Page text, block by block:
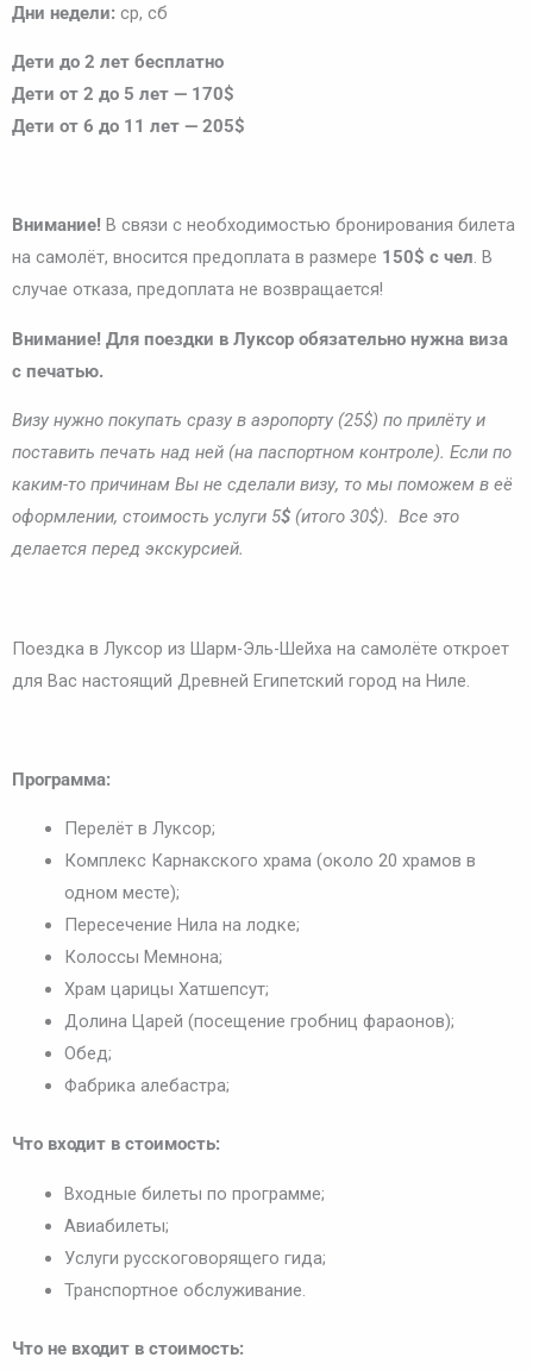
Дни недели: ср, сб
Дети до 2 лет бесплатно
Дети от 2 до 5 лет — 170$
Дети от 6 до 11 лет — 205$
Внимание! В связи с необходимостью бронирования билета
на самолёт, вносится предоплата в размере 150$ с чел. В
случае отказа, предоплата не возвращается!
Внимание! Для поездки в Луксор обязательно нужна виза
с печатью.
Визу нужно покупать сразу в аэропорту (25$) по прилёту и
поставить печать над ней (на паспортном контроле). Если по
каким-то причинам Вы не сделали визу, то мы поможем в её
оформлении, стоимость услуги 5$ (итого 30$). Все это
делается перед экскурсией.
Поездка в Луксор из Шарм-Эль-Шейха на самолёте откроет
для Вас настоящий Древней Египетский город на Ниле.
Программа:
Перелёт в Луксор;
Комплекс Карнакского храма (около 20 храмов в
одном месте);
Пересечение Нила на лодке;
Колоссы Мемнона;
Храм царицы Хатшепсут;
Долина Царей (посещение гробниц фараонов);
Обед;
Фабрика алебастра;
Что входит в стоимость:
Входные билеты по программе;
Авиабилеты;
Услуги русскоговорящего гида;
Транспортное обслуживание.
Что не входит в стоимость: